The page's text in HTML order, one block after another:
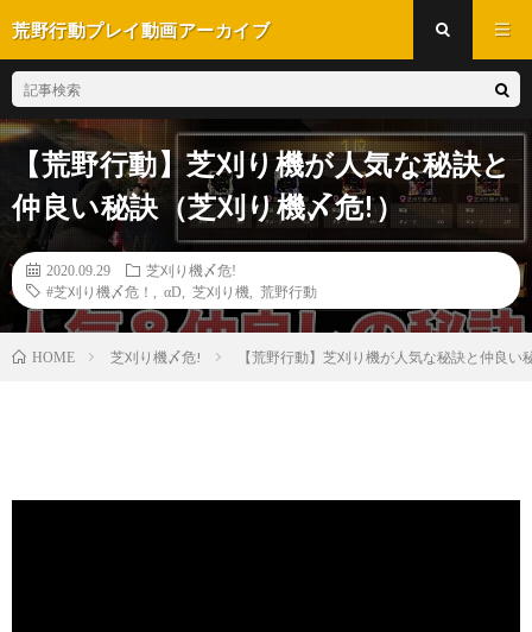
荒野行動プレイ動画アーカイブ
【荒野行動】芝刈り機が人気な秘訣と
仲良い秘訣（芝刈り機〆危!）
2020.09.29
芝刈り機〆危!
#芝刈り機〆危！
αD 芝刈り機 荒野行動
HOME 芝刈り機〆危! 【荒野行動】芝刈り機が人気な秘訣と仲良